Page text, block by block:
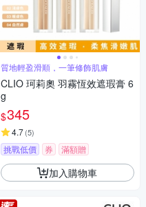
質地輕盈滑順，一筆修飾肌膚
CLIO 珂莉奧 羽霧恆效遮瑕膏 6
g
$345
4.7(5)
挑戰低價 券 滿額贈
加入購物車